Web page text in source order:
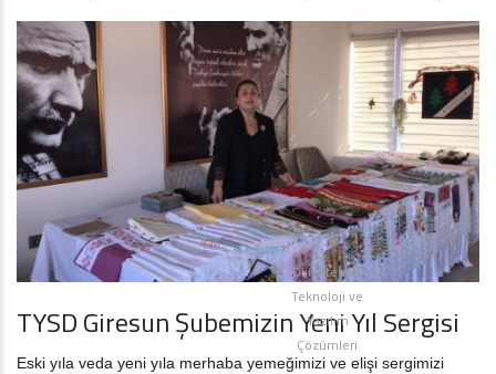
TYSD Giresun Şubemizin Yeni Yıl Sergisi
Eski yıla veda yeni yıla merhaba yemeğimizi ve elişi sergimizi
Diji İnternet
Teknoloji ve
Yazılım
Çözümleri